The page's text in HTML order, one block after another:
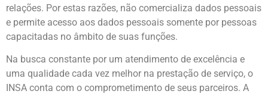
relações. Por estas razões, não comercializa dados pessoais
e permite acesso aos dados pessoais somente por pessoas
capacitadas no âmbito de suas funções.
Na busca constante por um atendimento de excelência e
uma qualidade cada vez melhor na prestação de serviço, o
INSA conta com o comprometimento de seus parceiros. A